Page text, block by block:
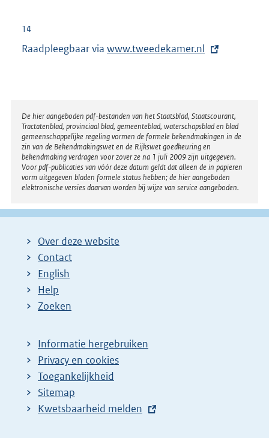
14
Raadpleegbaar via E
r
n
e
l
i
n
k
www.tweedekamer.nl
Disclaimer
De hier aangeboden pdf-bestanden van het Staatsblad, Staatscourant,
Tractatenblad, provinciaal blad, gemeenteblad, waterschapsblad en blad
gemeenschappelijke regeling vormen de formele bekendmakingen in de
zin van de Bekendmakingswet en de Rijkswet goedkeuring en
bekendmaking verdragen voor zover ze na 1 juli 2009 zijn uitgegeven.
Voor pdf-publicaties van vóór deze datum geldt dat alleen de in papieren
vorm uitgegeven bladen formele status hebben; de hier aangeboden
elektronische versies daarvan worden bij wijze van service aangeboden.
Over deze website
Contact
English
Help
Zoeken
Informatie hergebruiken
Privacy en cookies
Toegankelijkheid
Sitemap
E
Kwetsbaarheid melden